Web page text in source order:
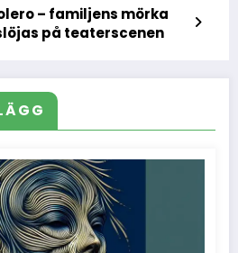
– familjens mörka
på teaterscenen